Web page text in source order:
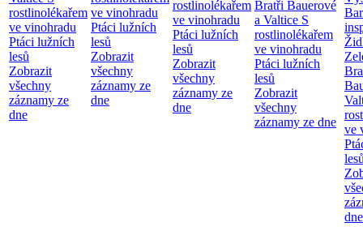
rostlinolékařem
ve vinohradu
Ptáci lužních
lesů
Zobrazit
všechny
záznamy ze
dne
ve vinohradu
Ptáci lužních
lesů
Zobrazit
všechny
záznamy ze
dne
rostlinolékařem
ve vinohradu
Ptáci lužních
lesů
Zobrazit
všechny
záznamy ze
dne
Bratři Bauerové
a Valtice S
rostlinolékařem
ve vinohradu
Ptáci lužních
lesů
Zobrazit
všechny
záznamy ze dne
ve
dne